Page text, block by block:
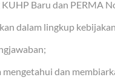
Baru dan PERMA
dalam lingkup
dan